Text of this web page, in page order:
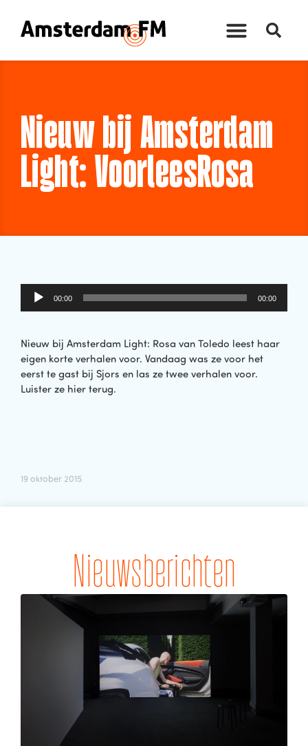
Nieuw bij Amsterdam
Light: VoorleesRosa
Audiospeler
00:00 00:00
Nieuw bij Amsterdam Light: Rosa van Toledo leest haar
eigen korte verhalen voor. Vandaag was ze voor het
eerst te gast bij Sjors en las ze twee verhalen voor.
Luister ze hier terug.
19 oktober 2015
Nieuwsberichten